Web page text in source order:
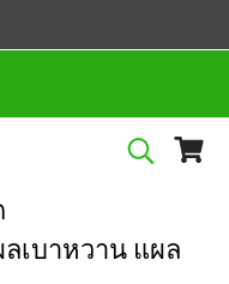
เบาหวาน แผล